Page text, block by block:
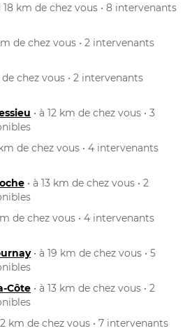
18 km de chez vous • 8 intervenants
de chez vous • 2 intervenants
de chez vous • 2 intervenants
• à 12 km de chez vous • 3
km de chez vous • 4 intervenants
• à 13 km de chez vous • 2
de chez vous • 4 intervenants
• à 19 km de chez vous • 5
Côte • à 13 km de chez vous • 2
km de chez vous • 7 intervenants